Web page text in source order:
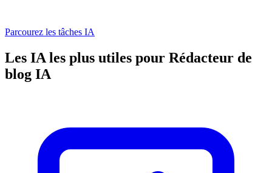
Parcourez les tâches IA
Les IA les plus utiles pour Rédacteur de
blog IA